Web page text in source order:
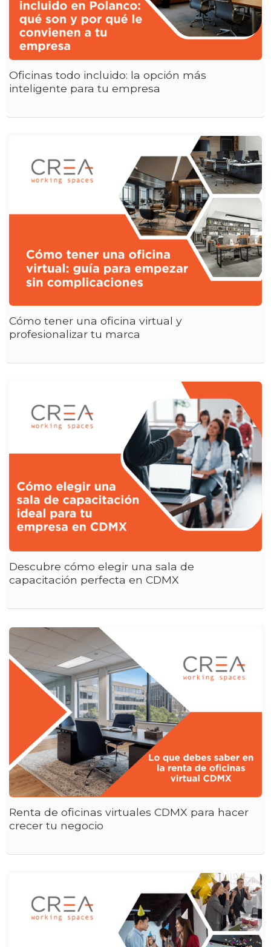
Oficinas todo incluido: la opción más
inteligente para tu empresa
Cómo tener una oficina virtual y
profesionalizar tu marca
Descubre cómo elegir una sala de
capacitación perfecta en CDMX
Renta de oficinas virtuales CDMX para hacer
crecer tu negocio